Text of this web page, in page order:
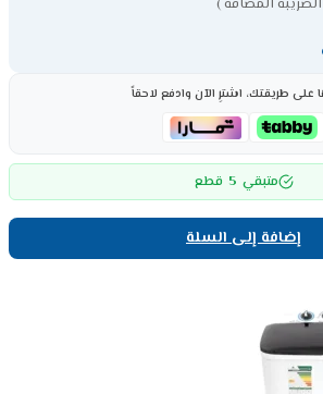
المضافة )
طريقتك، اشترِ الآن وادفع لاحقاً
متبقي 5 قطع
إضافة إلى السلة